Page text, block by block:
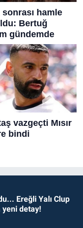
Ereğli Yalı Clup
yeni detay!